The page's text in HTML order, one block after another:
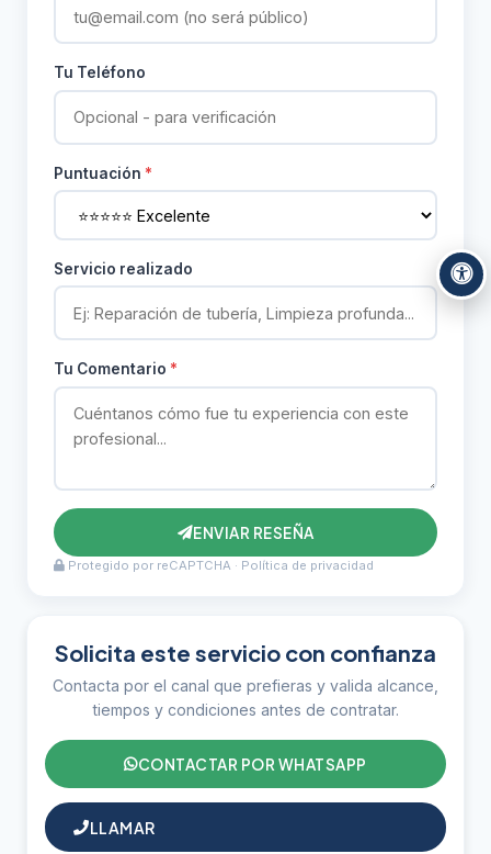
Tu Teléfono
Puntuación *
Servicio realizado
Tu Comentario *
ENVIAR RESEÑA
Protegido por reCAPTCHA · Política de privacidad
Solicita este servicio con confianza
Contacta por el canal que prefieras y valida alcance,
tiempos y condiciones antes de contratar.
CONTACTAR POR WHATSAPP
LLAMAR